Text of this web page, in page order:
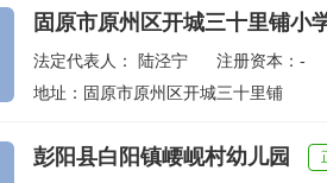
固原市原州区开城三十里铺小
法定代表人： 陆泾宁 注册资本：-
地址：固原市原州区开城三十里铺
彭阳县白阳镇崾岘村幼儿园